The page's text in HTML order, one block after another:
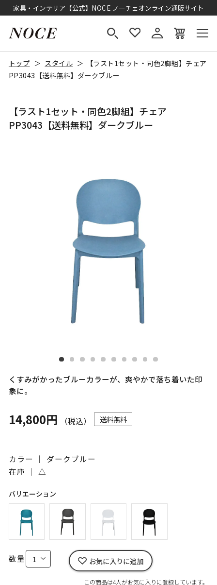
家具・インテリア【公式】NOCE ノーチェオンライン通販サイト
トップ スタイル
【ラスト1セット・同色2脚組】チェア
PP3043【送料無料】ダークブルー
【ラスト1セット・同色2脚組】チェア
PP3043【送料無料】ダークブルー
くすみがかったブルーカラーが、爽やかで落ち着いた印
象に。
14,800円 （税込） 送料無料
カラー ｜ ダークブルー
在庫 ｜ △
バリエーション
数量 お気に入りに追加
この商品は4人がお気に入りに登録しています。